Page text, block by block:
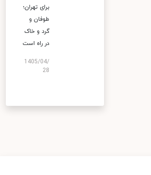
برای تهران؛
طوفان و
گرد و خاک
در راه است
1405/04/
28